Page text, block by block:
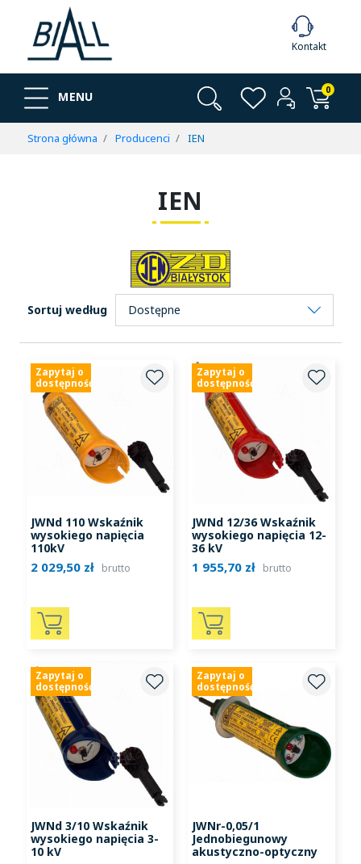
Kontakt
MENU 0
Strona główna Producenci IEN
IEN
Sortuj według
Zapytaj o
dostępność
JWNd 110 Wskaźnik
wysokiego napięcia
110kV
2 029,50 zł brutto
Zapytaj o
dostępność
JWNd 12/36 Wskaźnik
wysokiego napięcia 12-
36 kV
1 955,70 zł brutto
Zapytaj o
dostępność
JWNd 3/10 Wskaźnik
wysokiego napięcia 3-
10 kV
Zapytaj o
dostępność
JWNr-0,05/1
Jednobiegunowy
akustyczno-optyczny